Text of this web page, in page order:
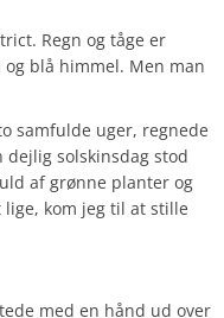
Regn og tåge er
blå himmel. Men man
samfulde uger, regnede
dejlig solskinsdag stod
af grønne planter og
kom jeg til at stille
med en hånd ud over